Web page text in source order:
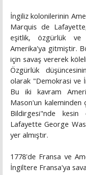
İngiliz kolonilerinin
Marquis de Lafayette,
eşitlik, özgürlük ve
Amerika'ya gitmiştir.
için savaş vererek
Özgürlük
olarak "Demokrasi ve
Bu iki kavram
Mason'un kaleminden
Bildirgesi"nde
Lafayette George
yer almıştır.
1778'de Fransa ve
İngiltere Fransa'ya